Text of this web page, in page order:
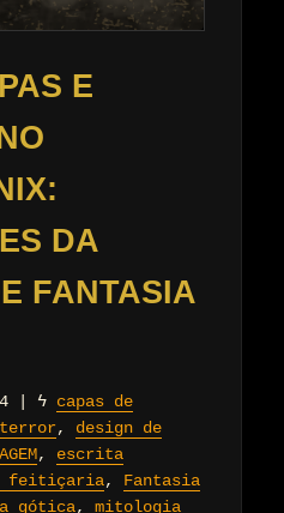
E
DA
FANTASIA
ϟ capas de
terror, design de
, escrita
feitiçaria, Fantasia
gótica, mitologia